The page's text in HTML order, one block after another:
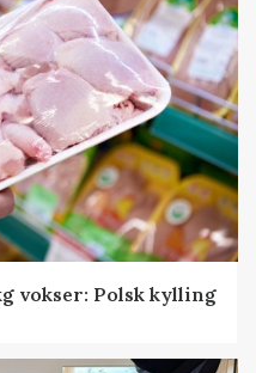
vokser: Polsk kylling